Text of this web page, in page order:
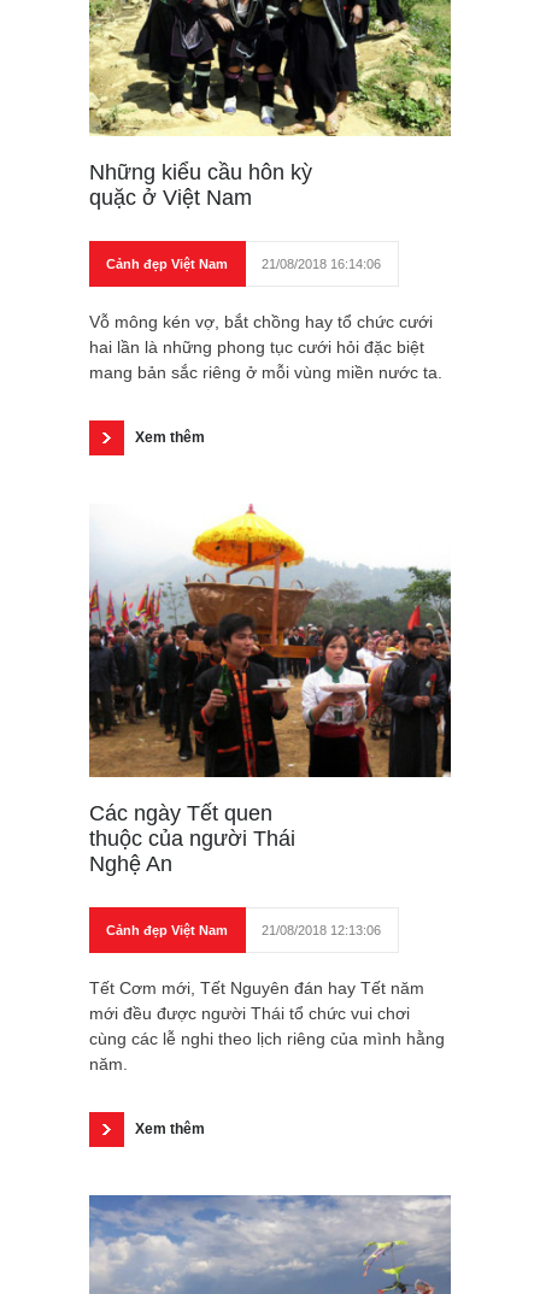
Những kiểu cầu hôn kỳ
quặc ở Việt Nam
Cảnh đẹp Việt Nam 21/08/2018 16:14:06
Vỗ mông kén vợ, bắt chồng hay tổ chức cưới
hai lần là những phong tục cưới hỏi đặc biệt
mang bản sắc riêng ở mỗi vùng miền nước ta.
Xem thêm
Các ngày Tết quen
thuộc của người Thái
Nghệ An
Cảnh đẹp Việt Nam 21/08/2018 12:13:06
Tết Cơm mới, Tết Nguyên đán hay Tết năm
mới đều được người Thái tổ chức vui chơi
cùng các lễ nghi theo lịch riêng của mình hằng
năm.
Xem thêm